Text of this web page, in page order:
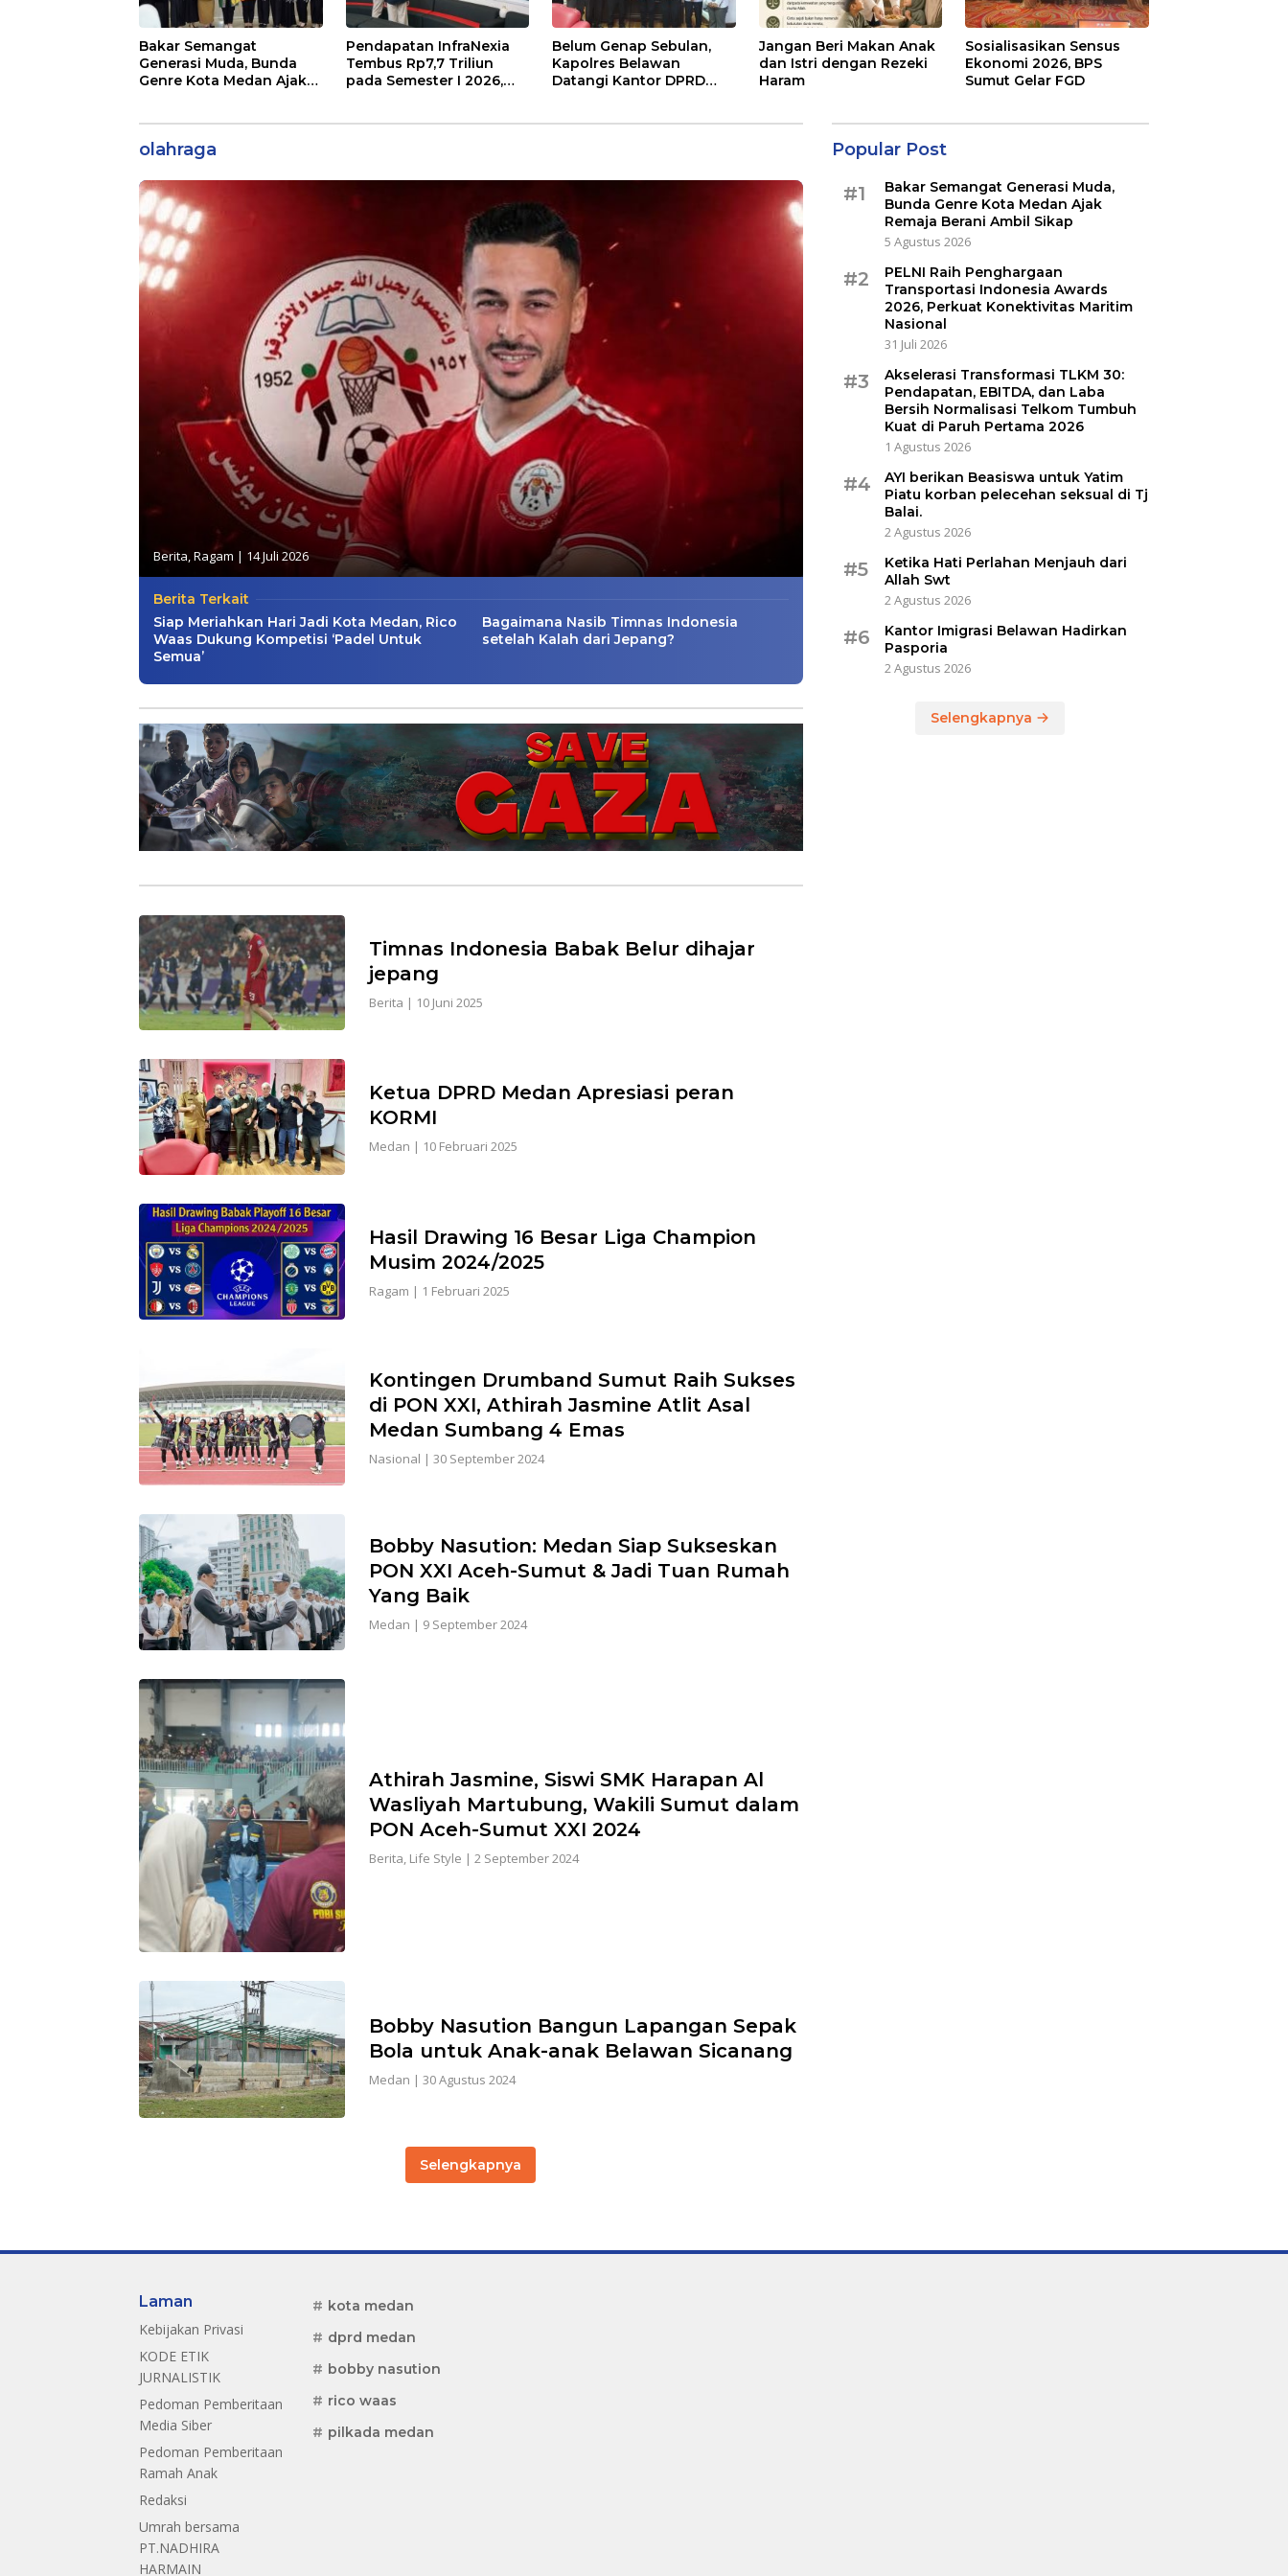
Bakar Semangat
Generasi Muda, Bunda
Genre Kota Medan Ajak
Pendapatan InfraNexia
Tembus Rp7,7 Triliun
pada Semester I 2026,
Belum Genap Sebulan,
Kapolres Belawan
Datangi Kantor DPRD
Jangan Beri Makan Anak
dan Istri dengan Rezeki
Haram
Sosialisasikan Sensus
Ekonomi 2026, BPS
Sumut Gelar FGD
olahraga
Berita,Ragam | 14 Juli 2026
Berita Terkait
Siap Meriahkan Hari Jadi Kota Medan, Rico
Waas Dukung Kompetisi ‘Padel Untuk
Semua’
Bagaimana Nasib Timnas Indonesia
setelah Kalah dari Jepang?
Timnas Indonesia Babak Belur dihajar
jepang
Berita | 10 Juni 2025
Ketua DPRD Medan Apresiasi peran
KORMI
Medan | 10 Februari 2025
Hasil Drawing 16 Besar Liga Champion
Musim 2024/2025
Ragam | 1 Februari 2025
Kontingen Drumband Sumut Raih Sukses
di PON XXI, Athirah Jasmine Atlit Asal
Medan Sumbang 4 Emas
Nasional | 30 September 2024
Bobby Nasution: Medan Siap Sukseskan
PON XXI Aceh-Sumut & Jadi Tuan Rumah
Yang Baik
Medan | 9 September 2024
Athirah Jasmine, Siswi SMK Harapan Al
Wasliyah Martubung, Wakili Sumut dalam
PON Aceh-Sumut XXI 2024
Berita, Life Style | 2 September 2024
Bobby Nasution Bangun Lapangan Sepak
Bola untuk Anak-anak Belawan Sicanang
Medan | 30 Agustus 2024
Selengkapnya
Popular Post
#1
Bakar Semangat Generasi Muda,
Bunda Genre Kota Medan Ajak
Remaja Berani Ambil Sikap
5 Agustus 2026
#2
PELNI Raih Penghargaan
Transportasi Indonesia Awards
2026, Perkuat Konektivitas Maritim
Nasional
31 Juli 2026
#3
Akselerasi Transformasi TLKM 30:
Pendapatan, EBITDA, dan Laba
Bersih Normalisasi Telkom Tumbuh
Kuat di Paruh Pertama 2026
1 Agustus 2026
#4
AYI berikan Beasiswa untuk Yatim
Piatu korban pelecehan seksual di Tj
Balai.
2 Agustus 2026
#5
Ketika Hati Perlahan Menjauh dari
Allah Swt
2 Agustus 2026
#6
Kantor Imigrasi Belawan Hadirkan
Pasporia
2 Agustus 2026
Selengkapnya
Laman
Kebijakan Privasi
KODE ETIK
JURNALISTIK
Pedoman Pemberitaan
Media Siber
Pedoman Pemberitaan
Ramah Anak
Redaksi
Umrah bersama
PT.NADHIRA
HARMAIN
kota medan
dprd medan
bobby nasution
rico waas
pilkada medan